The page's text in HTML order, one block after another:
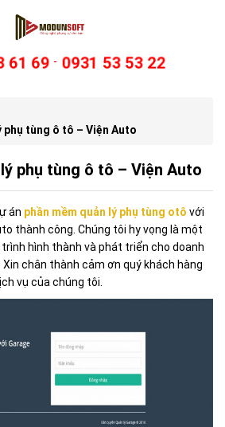
61 69 - 0931 53 53 22
phụ tùng ô tô – Viện Auto
phụ tùng ô tô – Viện Auto
án phần mềm quản lý phụ tùng otô với
thành công. Chúng tôi hy vọng là một
hình thành và phát triển cho doanh
chân thành cảm ơn quý khách hàng
vụ của chúng tôi.